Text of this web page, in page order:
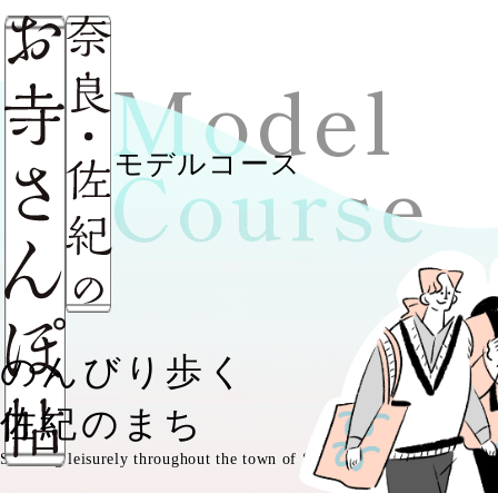
モデルコース
Model
Course
のんびり歩く
佐紀のまち
Strolling leisurely throughout the town of Saki